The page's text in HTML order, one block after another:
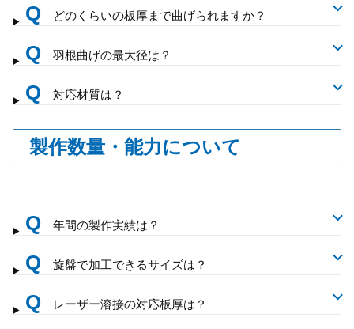
Q どのくらいの板厚まで曲げられますか？
Q 羽根曲げの最大径は？
Q 対応材質は？
製作数量・能力について
Q 年間の製作実績は？
Q 旋盤で加工できるサイズは？
Q レーザー溶接の対応板厚は？